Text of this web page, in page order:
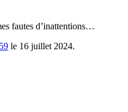
fautes d’inattentions…
le 16 juillet 2024.